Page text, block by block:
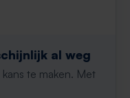
al weg
te maken. Met